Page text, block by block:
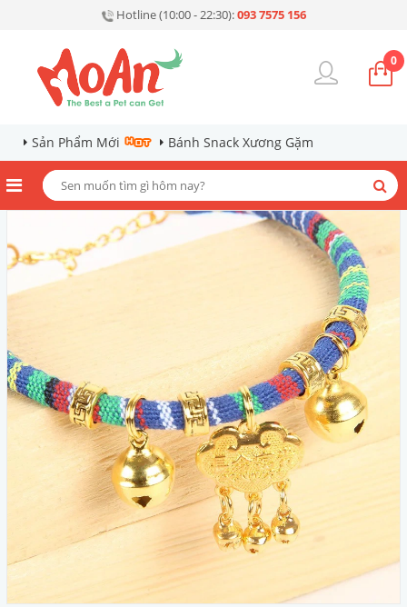
Hotline (10:00 - 22:30):093 7575 156
0
Sản Phẩm Mới Bánh Snack Xương Gặm